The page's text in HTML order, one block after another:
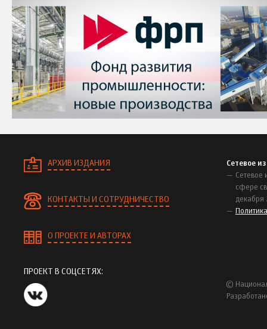
АРХИВ ИЗДАНИЯ
КОНТАКТЫ И СОТРУДНИЧЕСТВО
О ПРОЕКТЕ И АВТОРАХ
Сетевое
Сетевое
сфере
декабря
ПРОЕКТ В СОЦСЕТЯХ:
©